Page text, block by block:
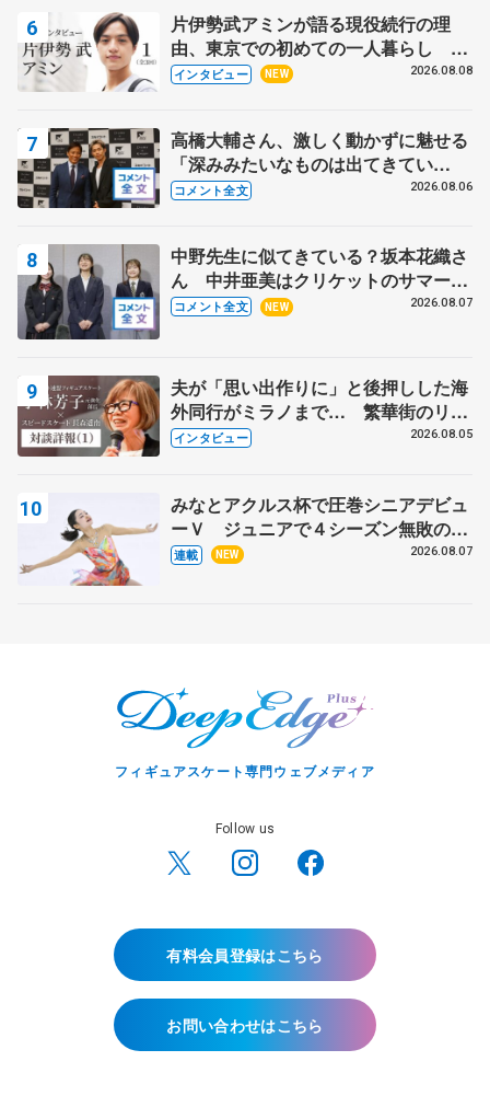
片伊勢武アミンが語る現役続行の理
由、東京での初めての一人暮らし 注
目スケーターの「今」に迫る
インタビュー NEW 2026.08.08
高橋大輔さん、激しく動かずに魅せる
「深みみたいなものは出てきてい
る？」 〝兄さん〟と慕うレジェンド
コメント全文 2026.08.06
中野先生に似てきている？坂本花織さ
ん 中井亜美はクリケットのサマーキ
ャンプに 島田麻央はたくさん試合に
コメント全文 NEW 2026.08.07
夫が「思い出作りに」と後押しした海
外同行がミラノまで… 繁華街のリン
クでは不良のお兄さんも味方に 小林
インタビュー 2026.08.05
みなとアクルス杯で圧巻シニアデビュ
ーＶ ジュニアで４シーズン無敗の島
田麻央
連載 NEW 2026.08.07
フィギュアスケート専門ウェブメディア
Follow us
有料会員登録はこちら
お問い合わせはこちら